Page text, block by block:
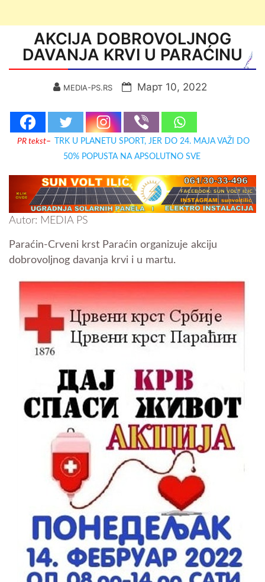
AKCIJA DOBROVOLJNOG
DAVANJA KRVI U PARAĆINU
MEDIA-PS.RS Март 10, 2022
PR tekst–
TRK U PLANETU SPORT, JER DO 24. MAJA VAŽI DO
50% POPUSTA NA APSOLUTNO SVE
Autor: MEDIA PS
Paraćin-Crveni krst Paraćin organizuje akciju
dobrovoljnog davanja krvi i u martu.